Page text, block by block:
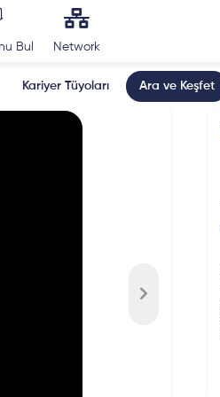
Bul Network
Kariyer Tüyoları Ara ve Keşfet